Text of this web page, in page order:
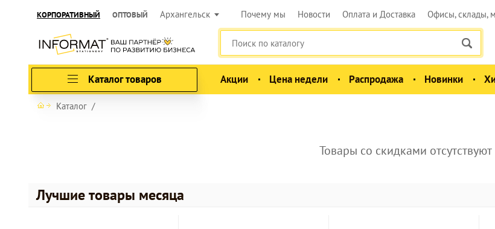
КОРПОРАТИВНЫЙ ОПТОВЫЙ Архангельск Почему мы Новости Оплата и Доставка Офисы, склады,
Каталог товаров Акции Цена недели Распродажа Новинки
Каталог
Товары со скидками отсутствуют
Лучшие товары месяца